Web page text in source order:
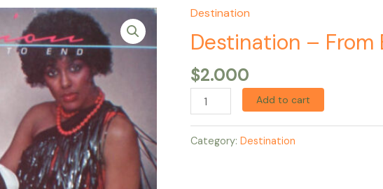
Destination
Destination – From
$2.000
Destination
–
From
Beginning
To
End
quantity
Add to cart
Category: Destination